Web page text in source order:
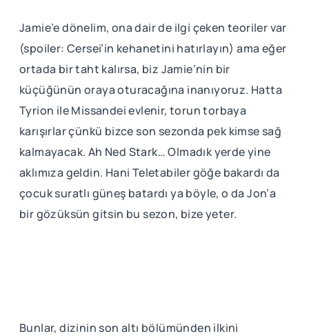
Jamie’e dönelim, ona dair de ilgi çeken teoriler var
(spoiler: Cersei’in kehanetini hatırlayın) ama eğer
ortada bir taht kalırsa, biz Jamie’nin bir
küçüğünün oraya oturacağına inanıyoruz. Hatta
Tyrion ile Missandei evlenir, torun torbaya
karışırlar çünkü bizce son sezonda pek kimse sağ
kalmayacak. Ah Ned Stark… Olmadık yerde yine
aklımıza geldin. Hani Teletabiler göğe bakardı da
çocuk suratlı güneş batardı ya böyle, o da Jon’a
bir gözüksün gitsin bu sezon, bize yeter.
Bunlar, dizinin son altı bölümünden ilkini